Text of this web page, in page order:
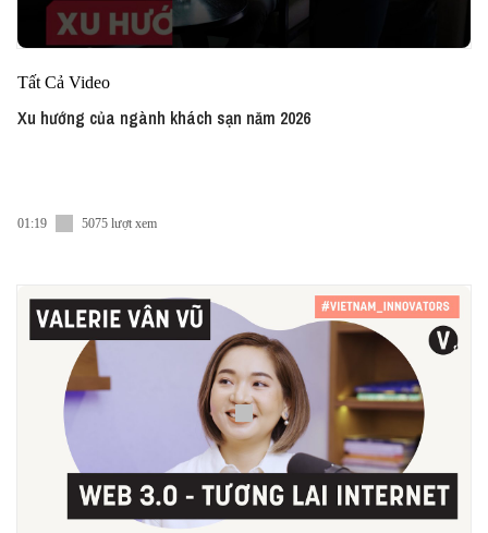
Tất Cả Video
Xu hướng của ngành khách sạn năm 2026
01:19 5075 lượt xem